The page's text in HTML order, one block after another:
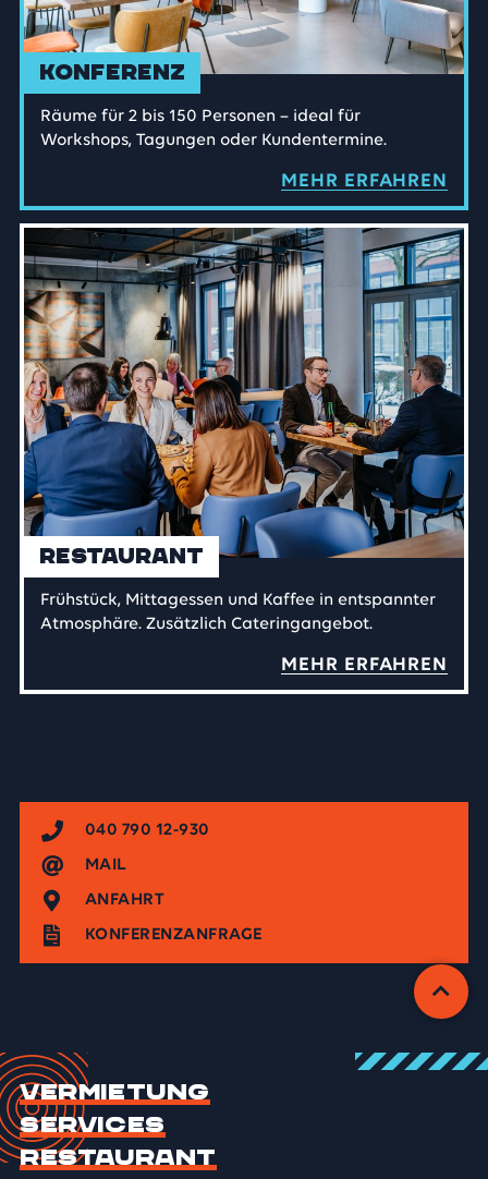
Konferenz
Räume für 2 bis 150 Personen – ideal für
Workshops, Tagungen oder Kundentermine.
MEHR ERFAHREN
Restaurant
Frühstück, Mittagessen und Kaffee in entspannter
Atmosphäre. Zusätzlich Cateringangebot.
MEHR ERFAHREN
040 790 12-930
MAIL
ANFAHRT
KONFERENZANFRAGE
Vermietung
Services
Restaurant